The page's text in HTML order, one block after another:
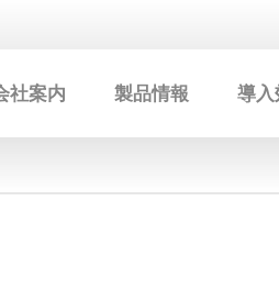
社案内 製品情報 導入